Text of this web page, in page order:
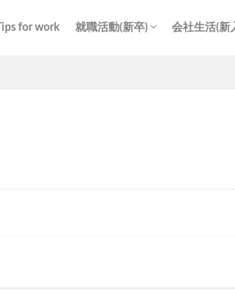
Tips for work 就職活動(新卒) 会社生活(新